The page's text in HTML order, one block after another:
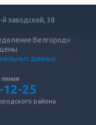
заводской, 38
Белгород»
данных
12-25
района